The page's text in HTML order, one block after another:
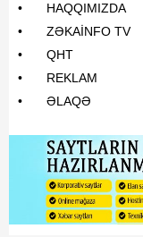
•
HAQQIMIZDA
•
ZƏKAİNFO TV
•
QHT
•
REKLAM
•
ƏLAQƏ